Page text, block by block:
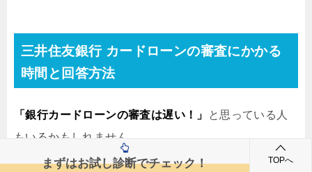
三井住友銀行 カードローンの審査にかかる
時間と回答方法
「銀行カードローンの審査は遅い！」
と思っている人
もいるかもしれません。
まずはお試し診断でチェック！ TOPへ